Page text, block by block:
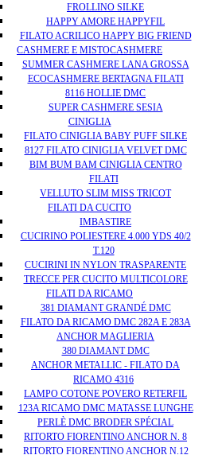
FROLLINO SILKE
HAPPY AMORE HAPPYFIL
FILATO ACRILICO HAPPY BIG FRIEND
CASHMERE E MISTOCASHMERE
SUMMER CASHMERE LANA GROSSA
ECOCASHMERE BERTAGNA FILATI
8116 HOLLIE DMC
SUPER CASHMERE SESIA
CINIGLIA
FILATO CINIGLIA BABY PUFF SILKE
8127 FILATO CINIGLIA VELVET DMC
BIM BUM BAM CINIGLIA CENTRO
FILATI
VELLUTO SLIM MISS TRICOT
FILATI DA CUCITO
IMBASTIRE
CUCIRINO POLIESTERE 4.000 YDS 40/2
T.120
CUCIRINI IN NYLON TRASPARENTE
TRECCE PER CUCITO MULTICOLORE
FILATI DA RICAMO
381 DIAMANT GRANDÉ DMC
FILATO DA RICAMO DMC 282A E 283A
ANCHOR MAGLIERIA
380 DIAMANT DMC
ANCHOR METALLIC - FILATO DA
RICAMO 4316
LAMPO COTONE POVERO RETERFIL
123A RICAMO DMC MATASSE LUNGHE
PERLÈ DMC BRODER SPÉCIAL
RITORTO FIORENTINO ANCHOR N. 8
RITORTO FIORENTINO ANCHOR N.12